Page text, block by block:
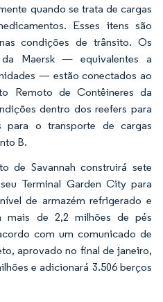
quando se trata de cargas
Esses itens são
condições de trânsito. Os
da Maersk — equivalentes a
— estão conectados ao
Remoto de Contêineres da
dentro dos reefers para
para o transporte de cargas
B.
de Savannah construirá sete
Terminal Garden City para
de armazém refrigerado e
mais de 2,2 milhões de pés
com um comunicado de
aprovado no final de janeiro,
e adicionará 3.506 berços